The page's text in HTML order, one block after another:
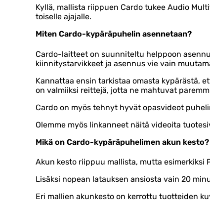
Kyllä, mallista riippuen Cardo tukee Audio
toiselle ajajalle.
Miten Cardo-kypäräpuhelin asennetaan?
Cardo-laitteet on suunniteltu helppoon
kiinnitystarvikkeet ja asennus vie vain
Kannattaa ensin tarkistaa omasta kypärästä,
on valmiiksi reittejä, jotta ne mahtuvat
Cardo on myös tehnyt hyvät opasvideot
Olemme myös linkanneet näitä videoita
Mikä on Cardo-kypäräpuhelimen akun kesto?
Akun kesto riippuu mallista, mutta esimerkiksi
Lisäksi nopean latauksen ansiosta vain 20
Eri mallien akunkesto on kerrottu tuotteiden